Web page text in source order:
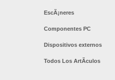
EscÃ¡neres
Componentes PC
Dispositivos externos
Todos Los ArtÃ­culos